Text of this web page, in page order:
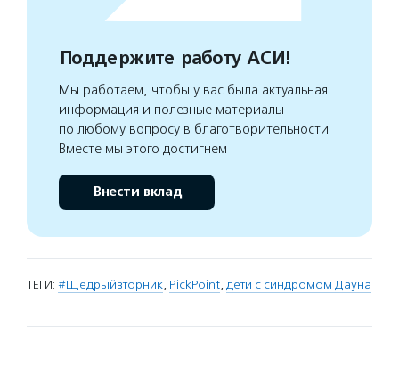
Поддержите работу АСИ!
Мы работаем, чтобы у вас была актуальная
информация и полезные материалы
по любому вопросу в благотворительности.
Вместе мы этого достигнем
Внести вклад
ТЕГИ: #Щедрыйвторник, PickPoint, дети с синдромом Дауна